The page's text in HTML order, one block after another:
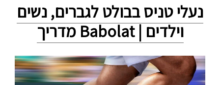
נעלי טניס בבולט לגברים, נשים
וילדים | Babolat מדריך